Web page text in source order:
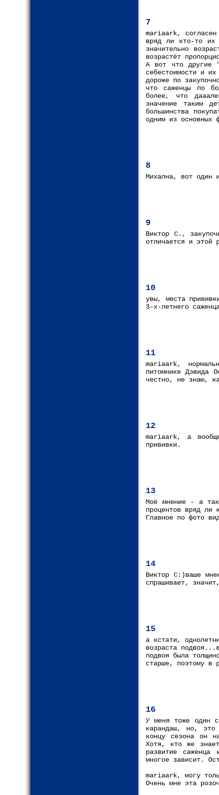
7
mariaark,
вряд ли кто-то их
значительно
возрастёт
А вот что
себестоимости и
дороже по
что саженцы по
более, что
значение таким
большинства
одним из основных
8
Михална, вот один
9
Виктор С.,
отличается и этой
10
увы, места
3-х-летнего
11
mariaark,
питомнике Дэвида
честно, не знаю,
12
mariaark, а
прививки.
13
Моё мнение - а
процентов вряд
Главное по фото
14
Виктор С:)ваше
спрашивает,
15
а кстати,
возраста
подвоя была
старше, поэтому в
16
У меня тоже один
карандаш, но, это
концу сезона он
Хотя, кто же
развитие
многое зависит.
mariaark, могу
Очень мне эта